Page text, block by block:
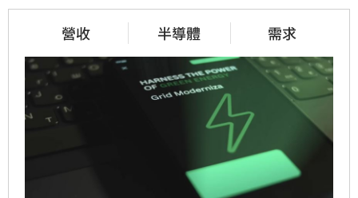
營收 半導體 需求